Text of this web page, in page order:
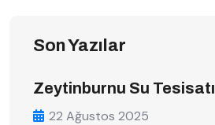
Son Yazılar
Zeytinburnu Su Tesisatı
22 Ağustos 2025